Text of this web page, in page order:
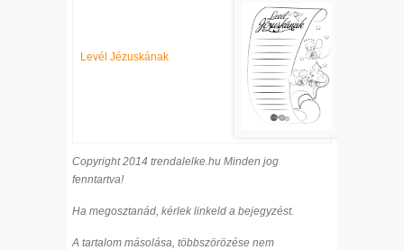
Levél Jézuskának
Copyright 2014 trendalelke.hu Minden jog
fenntartva!
Ha megosztanád, kérlek linkeld a bejegyzést.
A tartalom másolása, többszörözése nem